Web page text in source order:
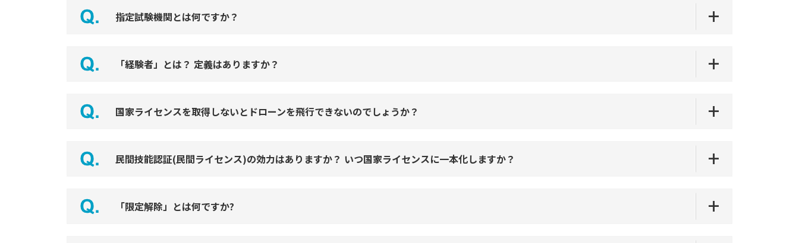
指定試験機関とは何ですか？
「経験者」とは？ 定義はありますか？
国家ライセンスを取得しないとドローンを飛行できないのでしょうか？
民間技能認証(民間ライセンス)の効力はありますか？ いつ国家ライセンスに一本化しますか？
「限定解除」とは何ですか?